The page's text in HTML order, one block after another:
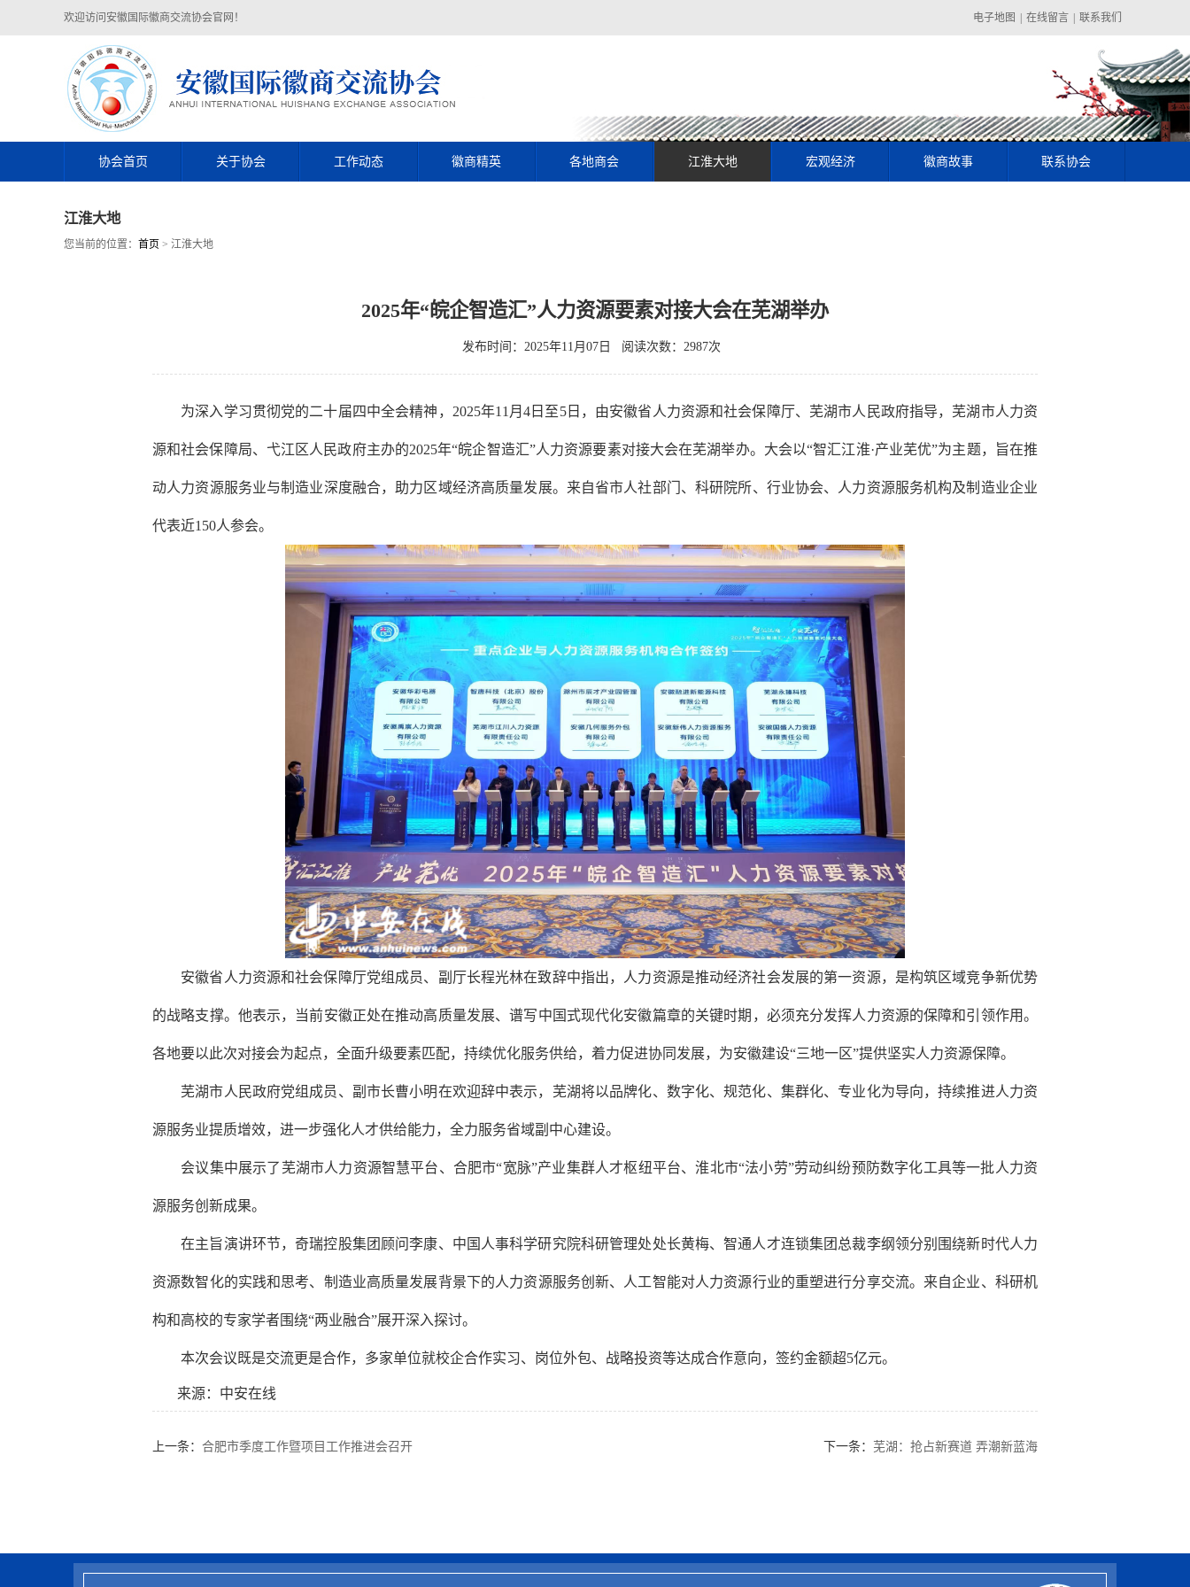
欢迎访问安徽国际徽商交流协会官网！ 电子地图 在线留言 联系我们
协会首页 关于协会 工作动态 徽商精英 各地商会 江淮大地 宏观经济 徽商故事 联系协会
江淮大地
您当前的位置： 首页 > 江淮大地
2025年“皖企智造汇”人力资源要素对接大会在芜湖举办
发布时间：2025年11月07日 阅读次数：2987次
为深入学习贯彻党的二十届四中全会精神，2025年11月4日至5日，由安徽省人力资源和社会保障厅、芜湖市人民政府指导，芜湖市人力资
源和社会保障局、弋江区人民政府主办的2025年“皖企智造汇”人力资源要素对接大会在芜湖举办。大会以“智汇江淮·产业芜优”为主题，旨在推
动人力资源服务业与制造业深度融合，助力区域经济高质量发展。来自省市人社部门、科研院所、行业协会、人力资源服务机构及制造业企业
代表近150人参会。
安徽省人力资源和社会保障厅党组成员、副厅长程光林在致辞中指出，人力资源是推动经济社会发展的第一资源，是构筑区域竞争新优势
的战略支撑。他表示，当前安徽正处在推动高质量发展、谱写中国式现代化安徽篇章的关键时期，必须充分发挥人力资源的保障和引领作用。
各地要以此次对接会为起点，全面升级要素匹配，持续优化服务供给，着力促进协同发展，为安徽建设“三地一区”提供坚实人力资源保障。
芜湖市人民政府党组成员、副市长曹小明在欢迎辞中表示，芜湖将以品牌化、数字化、规范化、集群化、专业化为导向，持续推进人力资
源服务业提质增效，进一步强化人才供给能力，全力服务省域副中心建设。
会议集中展示了芜湖市人力资源智慧平台、合肥市“宽脉”产业集群人才枢纽平台、淮北市“法小劳”劳动纠纷预防数字化工具等一批人力资
源服务创新成果。
在主旨演讲环节，奇瑞控股集团顾问李康、中国人事科学研究院科研管理处处长黄梅、智通人才连锁集团总裁李纲领分别围绕新时代人力
资源数智化的实践和思考、制造业高质量发展背景下的人力资源服务创新、人工智能对人力资源行业的重塑进行分享交流。来自企业、科研机
构和高校的专家学者围绕“两业融合”展开深入探讨。
本次会议既是交流更是合作，多家单位就校企合作实习、岗位外包、战略投资等达成合作意向，签约金额超5亿元。
来源：中安在线
上一条： 合肥市季度工作暨项目工作推进会召开 下一条： 芜湖：抢占新赛道 弄潮新蓝海